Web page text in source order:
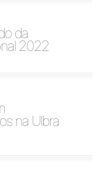
da
2022
na Ulbra